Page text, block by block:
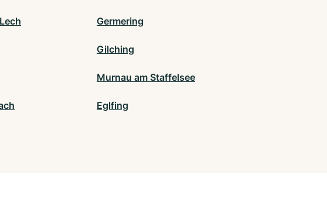
Germering
Gilching
Murnau am Staffelsee
Eglfing